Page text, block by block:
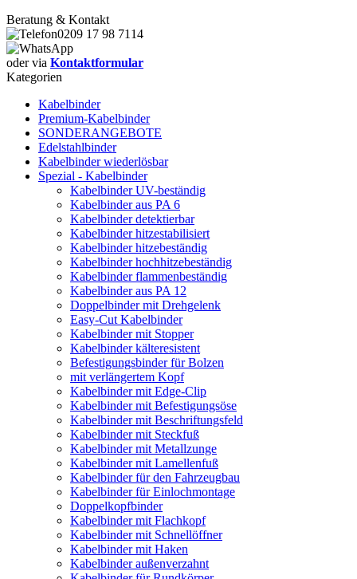
Beratung & Kontakt
0209 17 98 7114
oder via Kontaktformular
Kategorien
Kabelbinder
Premium-Kabelbinder
SONDERANGEBOTE
Edelstahlbinder
Kabelbinder wiederlösbar
Spezial - Kabelbinder
Kabelbinder UV-beständig
Kabelbinder aus PA 6
Kabelbinder detektierbar
Kabelbinder hitzestabilisiert
Kabelbinder hitzebeständig
Kabelbinder hochhitzebeständig
Kabelbinder flammenbeständig
Kabelbinder aus PA 12
Doppelbinder mit Drehgelenk
Easy-Cut Kabelbinder
Kabelbinder mit Stopper
Kabelbinder kälteresistent
Befestigungsbinder für Bolzen
mit verlängertem Kopf
Kabelbinder mit Edge-Clip
Kabelbinder mit Befestigungsöse
Kabelbinder mit Beschriftungsfeld
Kabelbinder mit Steckfuß
Kabelbinder mit Metallzunge
Kabelbinder mit Lamellenfuß
Kabelbinder für den Fahrzeugbau
Kabelbinder für Einlochmontage
Doppelkopfbinder
Kabelbinder mit Flachkopf
Kabelbinder mit Schnellöffner
Kabelbinder mit Haken
Kabelbinder außenverzahnt